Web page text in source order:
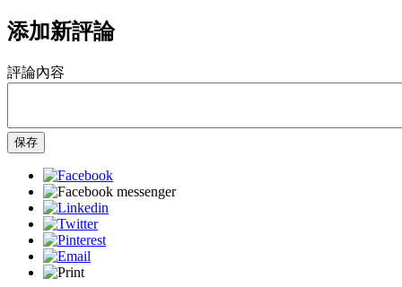
添加新評論
評論內容
保存